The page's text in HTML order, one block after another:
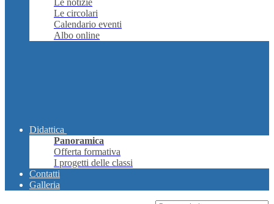
Le notizie
Le circolari
Calendario eventi
Albo online
Didattica
Panoramica
Offerta formativa
I progetti delle classi
Contatti
Galleria